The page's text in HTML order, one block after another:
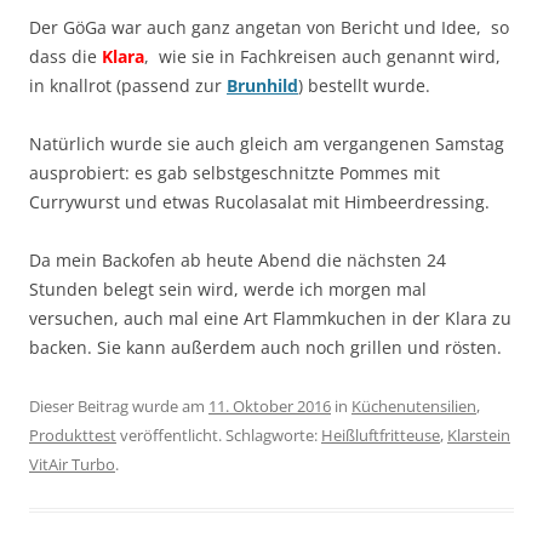
Der GöGa war auch ganz angetan von Bericht und Idee, so
dass die Klara, wie sie in Fachkreisen auch genannt wird,
in knallrot (passend zur Brunhild) bestellt wurde.
Natürlich wurde sie auch gleich am vergangenen Samstag
ausprobiert: es gab selbstgeschnitzte Pommes mit
Currywurst und etwas Rucolasalat mit Himbeerdressing.
Da mein Backofen ab heute Abend die nächsten 24
Stunden belegt sein wird, werde ich morgen mal
versuchen, auch mal eine Art Flammkuchen in der Klara zu
backen. Sie kann außerdem auch noch grillen und rösten.
Dieser Beitrag wurde am 11. Oktober 2016 in Küchenutensilien,
Produkttestveröffentlicht. Schlagworte: Heißluftfritteuse, Klarstein
VitAir Turbo.